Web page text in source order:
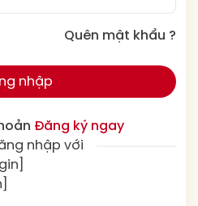
Quên mật khẩu ?
nhập
Đăng ký ngay
nhập với